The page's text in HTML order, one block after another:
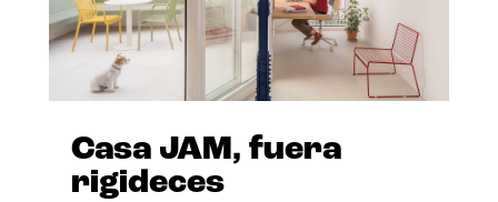
Casa JAM, fuera
rigideces